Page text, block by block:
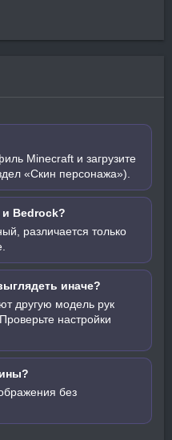
Minecraft и загрузите
«Скин персонажа»).
Bedrock?
различается только
иначе?
другую модель рук
настройки
без